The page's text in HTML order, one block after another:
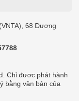
68 Dương
Chỉ được phát hành
bằng văn bản của